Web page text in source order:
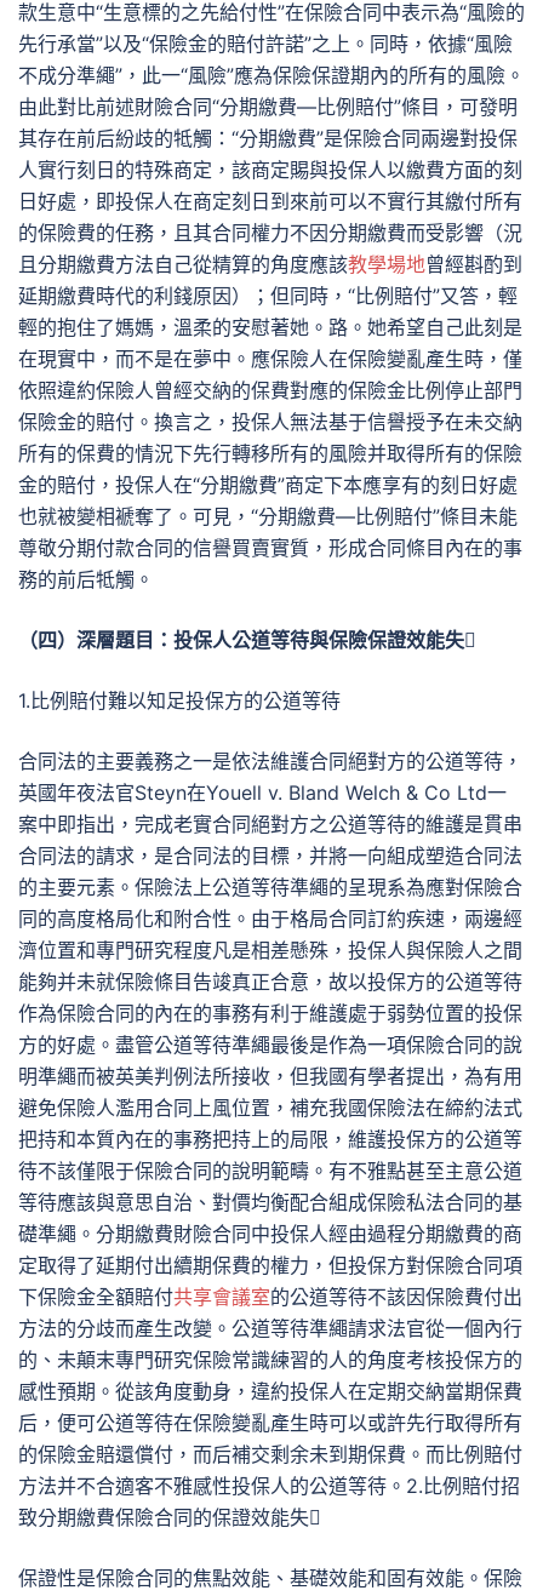
款生意中“生意標的之先給付性”在保險合同中表示為“風險的
先行承當”以及“保險金的賠付許諾”之上。同時，依據“風險
不成分準繩”，此一“風險”應為保險保證期內的所有的風險。
由此對比前述財險合同“分期繳費—比例賠付”條目，可發明
其存在前后紛歧的牴觸：“分期繳費”是保險合同兩邊對投保
人實行刻日的特殊商定，該商定賜與投保人以繳費方面的刻
日好處，即投保人在商定刻日到來前可以不實行其繳付所有
的保險費的任務，且其合同權力不因分期繳費而受影響（況
且分期繳費方法自己從精算的角度應該教學場地曾經斟酌到
延期繳費時代的利錢原因）；但同時，“比例賠付”又答，輕
輕的抱住了媽媽，溫柔的安慰著她。路。她希望自己此刻是
在現實中，而不是在夢中。應保險人在保險變亂產生時，僅
依照違約保險人曾經交納的保費對應的保險金比例停止部門
保險金的賠付。換言之，投保人無法基于信譽授予在未交納
所有的保費的情況下先行轉移所有的風險并取得所有的保險
金的賠付，投保人在“分期繳費”商定下本應享有的刻日好處
也就被變相褫奪了。可見，“分期繳費—比例賠付”條目未能
尊敬分期付款合同的信譽買賣實質，形成合同條目內在的事
務的前后牴觸。
（四）深層題目：投保人公道等待與保險保證效能失
1.比例賠付難以知足投保方的公道等待
合同法的主要義務之一是依法維護合同絕對方的公道等待，
英國年夜法官Steyn在Youell v. Bland Welch & Co Ltd一
案中即指出，完成老實合同絕對方之公道等待的維護是貫串
合同法的請求，是合同法的目標，并將一向組成塑造合同法
的主要元素。保險法上公道等待準繩的呈現系為應對保險合
同的高度格局化和附合性。由于格局合同訂約疾速，兩邊經
濟位置和專門研究程度凡是相差懸殊，投保人與保險人之間
能夠并未就保險條目告竣真正合意，故以投保方的公道等待
作為保險合同的內在的事務有利于維護處于弱勢位置的投保
方的好處。盡管公道等待準繩最後是作為一項保險合同的說
明準繩而被英美判例法所接收，但我國有學者提出，為有用
避免保險人濫用合同上風位置，補充我國保險法在締約法式
把持和本質內在的事務把持上的局限，維護投保方的公道等
待不該僅限于保險合同的說明範疇。有不雅點甚至主意公道
等待應該與意思自治、對價均衡配合組成保險私法合同的基
礎準繩。分期繳費財險合同中投保人經由過程分期繳費的商
定取得了延期付出續期保費的權力，但投保方對保險合同項
下保險金全額賠付共享會議室的公道等待不該因保險費付出
方法的分歧而產生改變。公道等待準繩請求法官從一個內行
的、未顛末專門研究保險常識練習的人的角度考核投保方的
感性預期。從該角度動身，違約投保人在定期交納當期保費
后，便可公道等待在保險變亂產生時可以或許先行取得所有
的保險金賠還償付，而后補交剩余未到期保費。而比例賠付
方法并不合適客不雅感性投保人的公道等待。2.比例賠付招
致分期繳費保險合同的保證效能失
保證性是保險合同的焦點效能、基礎效能和固有效能。保險